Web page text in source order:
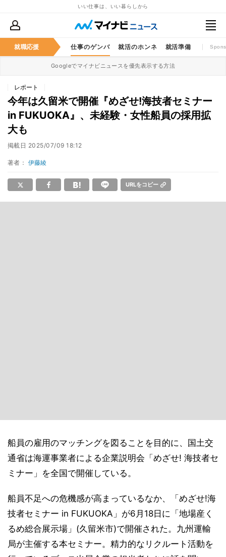
いい仕事は、いい暮らしから
就職応援 仕事のゲンバ 就活のホンネ 就活準備
Googleでマイナビニュースを優先表示する方法
レポート
今年は久留米で開催『めざせ!海技者セミナー
in FUKUOKA』、未経験・女性船員の採用拡
大も
掲載日 2025/07/09 18:12
著者： 伊藤綾
URLをコピー
船員の雇用のマッチングを図ることを目的に、国土交
通省は海運事業者による企業説明会「めざせ! 海技者セ
ミナー」を全国で開催している。
船員不足への危機感が高まっているなか、「めざせ!海
技者セミナー in FUKUOKA」が6月18日に「地場産く
るめ総合展示場」(久留米市)で開催された。九州運輸
局が主催する本セミナー。精力的なリクルート活動を